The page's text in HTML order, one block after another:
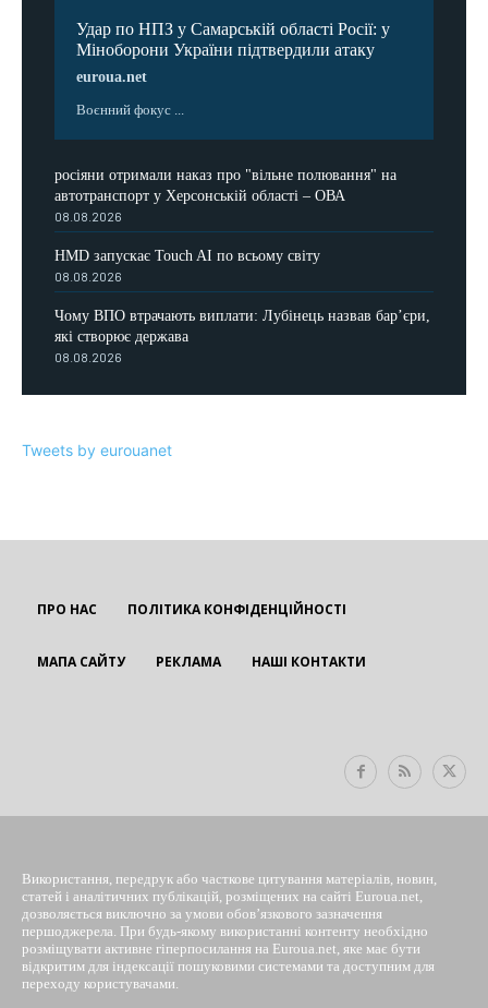
Удар по НПЗ у Самарській області Росії: у
Міноборони України підтвердили атаку
euroua.net
Воєнний фокус ...
росіяни отримали наказ про "вільне полювання" на
автотранспорт у Херсонській області – ОВА
08.08.2026
HMD запускає Touch AI по всьому світу
08.08.2026
Чому ВПО втрачають виплати: Лубінець назвав бар’єри,
які створює держава
08.08.2026
Tweets by eurouanet
ПРО НАС ПОЛІТИКА КОНФІДЕНЦІЙНОСТІ
МАПА САЙТУ РЕКЛАМА НАШІ КОНТАКТИ
Використання, передрук або часткове цитування матеріалів, новин,
статей і аналітичних публікацій, розміщених на сайті Euroua.net,
дозволяється виключно за умови обов’язкового зазначення
першоджерела. При будь-якому використанні контенту необхідно
розміщувати активне гіперпосилання на Euroua.net, яке має бути
відкритим для індексації пошуковими системами та доступним для
переходу користувачами.